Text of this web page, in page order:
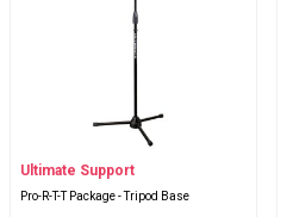
Ultimate Support
Pro-R-T-T Package - Tripod Base